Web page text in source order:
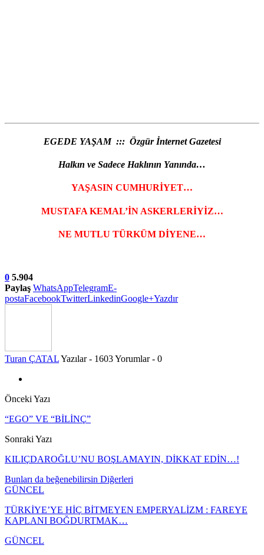
EGEDE YAŞAM ::: Özgür İnternet Gazetesi
Halkın ve Sadece Haklının Yanında…
YAŞASIN CUMHURİYET…
MUSTAFA KEMAL’İN ASKERLERİYİZ…
NE MUTLU TÜRKÜM DİYENE…
0 5.904
Paylaş WhatsAppTelegramE-
postaFacebookTwitterLinkedinGoogle+Yazdır
Turan ÇATALYazılar - 1603Yorumlar - 0
Önceki Yazı
“EGO” VE “BİLİNÇ”
Sonraki Yazı
KILIÇDAROĞLU’NU BOŞLAMAYIN, DİKKAT EDİN…!
Bunları da beğenebilirsin Diğerleri
GÜNCEL
TÜRKİYE’YE HİÇ BİTMEYEN EMPERYALİZM : FAREYE
KAPLANI BOĞDURTMAK…
GÜNCEL